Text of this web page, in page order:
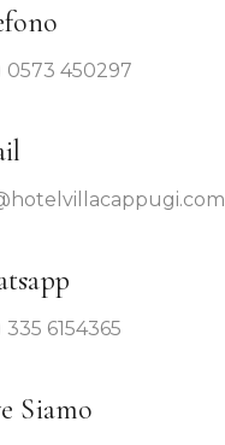
0573 450297
335 6154365
Siamo